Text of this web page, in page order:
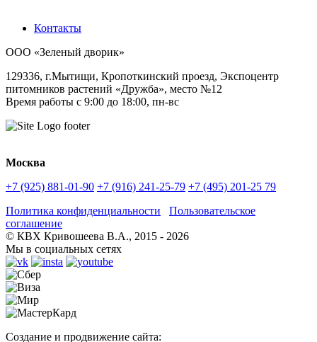
Контакты
ООО «Зеленый дворик»
129336, г.Мытищи, Кропоткинский проезд, Экспоцентр
питомников растений «Дружба», место №12
Время работы с 9:00 до 18:00, пн-вс
Москва
+7 (925) 881-01-90 +7 (916) 241-25-79 +7 (495) 201-25 79
Политика конфиденциальности
Пользовательское
соглашение
© КВХ Кривошеева В.А., 2015 - 2026
Мы в социальных сетях
Создание и продвижение сайта: